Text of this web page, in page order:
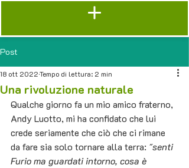
Post
Una rivoluzione naturale
18 ott 2022Tempo di lettura: 2 min
Qualche giorno fa un mio amico fraterno,
Andy Luotto, mi ha confidato che lui
crede seriamente che ciò che ci rimane
da fare sia solo tornare alla terra: "senti
Furio ma guardati intorno, cosa è